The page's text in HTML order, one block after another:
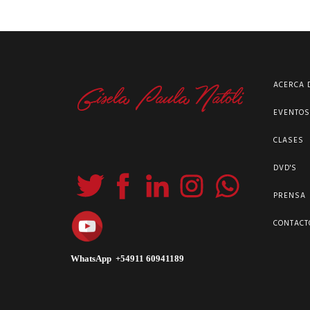
WhatsApp +54911 60941189
ACERCA
EVENTOS
CLASES
DVD'S
PRENSA